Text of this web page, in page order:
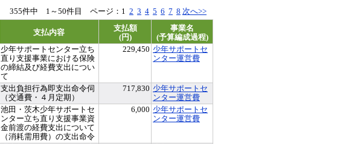
355件中 1～50件目 ページ： 1 2 3 4 5 6 7 8 次へ>>
支払内容
支払額
(円)
事業名
(予算編成過程)
少年サポートセンター立ち
直り支援事業における保険
の締結及び経費支出につい
て
229,450 少年サポートセ
ンター運営費
支出負担行為即支出命令伺
（交通費・４月定期）
717,830 少年サポートセ
ンター運営費
池田・茨木少年サポートセ
ンター立ち直り支援事業資
金前渡の経費支出について
（消耗需用費）の支出命令
6,000 少年サポートセ
ンター運営費